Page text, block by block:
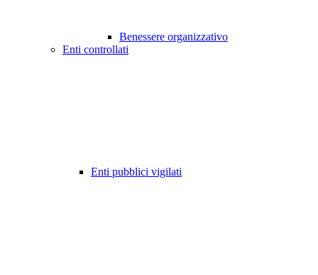
Benessere organizzativo
Enti controllati
Enti pubblici vigilati